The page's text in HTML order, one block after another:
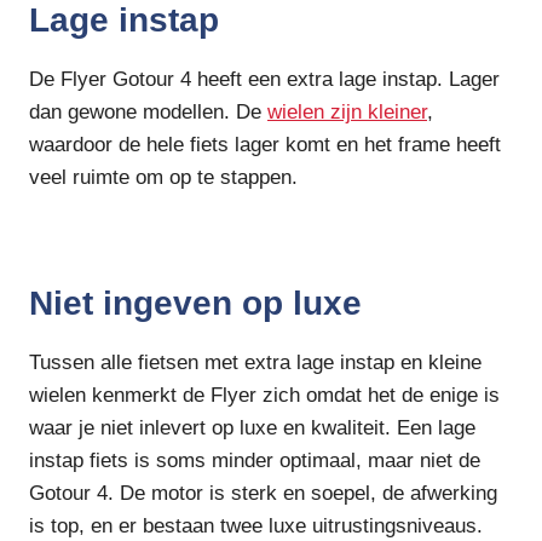
Lage instap
De Flyer Gotour 4 heeft een extra lage instap. Lager
dan gewone modellen. De wielen zijn kleiner,
waardoor de hele fiets lager komt en het frame heeft
veel ruimte om op te stappen.
Niet ingeven op luxe
Tussen alle fietsen met extra lage instap en kleine
wielen kenmerkt de Flyer zich omdat het de enige is
waar je niet inlevert op luxe en kwaliteit. Een lage
instap fiets is soms minder optimaal, maar niet de
Gotour 4. De motor is sterk en soepel, de afwerking
is top, en er bestaan twee luxe uitrustingsniveaus.